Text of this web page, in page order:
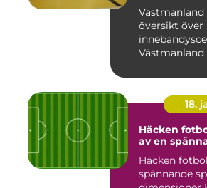
Västmanland
översikt över
Västmanland Västmanland
18.
Häcken
av en
Häcken
spännande